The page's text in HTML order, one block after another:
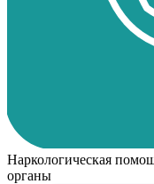
Наркологическая
органы